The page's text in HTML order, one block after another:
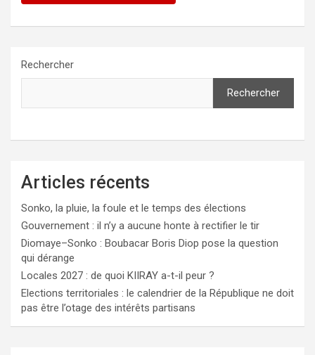
Rechercher
Rechercher
Articles récents
Sonko, la pluie, la foule et le temps des élections
Gouvernement : il n’y a aucune honte à rectifier le tir
Diomaye–Sonko : Boubacar Boris Diop pose la question
qui dérange
Locales 2027 : de quoi KIIRAY a-t-il peur ?
Elections territoriales : le calendrier de la République ne doit
pas être l’otage des intérêts partisans